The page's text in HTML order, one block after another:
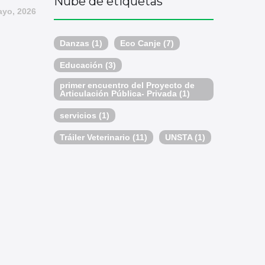
2026
Danzas (1) Eco Canje (7)
Educación (3)
primer encuentro del Proyecto de
Articulación Pública- Privada (1)
servicios (1)
Tráiler Veterinario (11) UNSTA (1)